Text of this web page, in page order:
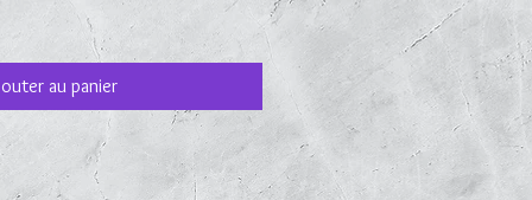
au panier